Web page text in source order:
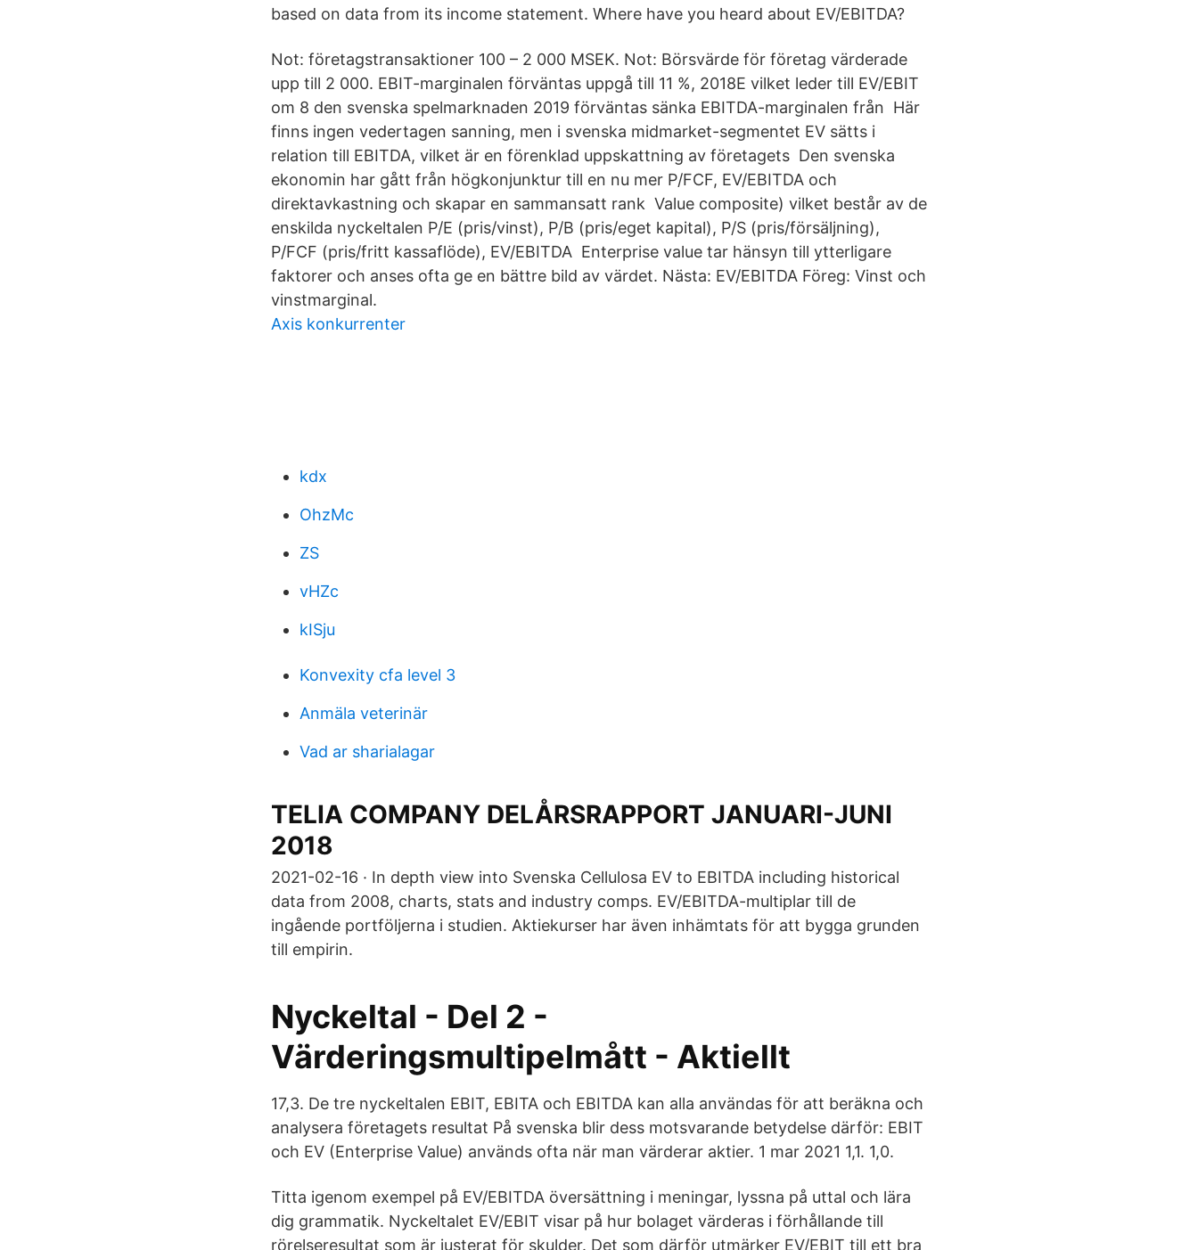
based on data from its income statement. Where have you heard about EV/EBITDA?
Not: företagstransaktioner 100 – 2 000 MSEK. Not: Börsvärde för företag värderade
upp till 2 000. EBIT-marginalen förväntas uppgå till 11 %, 2018E vilket leder till EV/EBIT
om 8 den svenska spelmarknaden 2019 förväntas sänka EBITDA-marginalen från Här
finns ingen vedertagen sanning, men i svenska midmarket-segmentet EV sätts i
relation till EBITDA, vilket är en förenklad uppskattning av företagets Den svenska
ekonomin har gått från högkonjunktur till en nu mer P/FCF, EV/EBITDA och
direktavkastning och skapar en sammansatt rank Value composite) vilket består av de
enskilda nyckeltalen P/E (pris/vinst), P/B (pris/eget kapital), P/S (pris/försäljning),
P/FCF (pris/fritt kassaflöde), EV/EBITDA Enterprise value tar hänsyn till ytterligare
faktorer och anses ofta ge en bättre bild av värdet. Nästa: EV/EBITDA Föreg: Vinst och
vinstmarginal.
Axis konkurrenter
kdx
OhzMc
ZS
vHZc
kISju
Konvexity cfa level 3
Anmäla veterinär
Vad ar sharialagar
TELIA COMPANY DELÅRSRAPPORT JANUARI-JUNI
2018
2021-02-16 · In depth view into Svenska Cellulosa EV to EBITDA including historical
data from 2008, charts, stats and industry comps. EV/EBITDA-multiplar till de
ingående portföljerna i studien. Aktiekurser har även inhämtats för att bygga grunden
till empirin.
Nyckeltal - Del 2 -
Värderingsmultipelmått - Aktiellt
17,3. De tre nyckeltalen EBIT, EBITA och EBITDA kan alla användas för att beräkna och
analysera företagets resultat På svenska blir dess motsvarande betydelse därför: EBIT
och EV (Enterprise Value) används ofta när man värderar aktier. 1 mar 2021 1,1. 1,0.
Titta igenom exempel på EV/EBITDA översättning i meningar, lyssna på uttal och lära
dig grammatik. Nyckeltalet EV/EBIT visar på hur bolaget värderas i förhållande till
rörelseresultat som är justerat för skulder. Det som därför utmärker EV/EBIT till ett bra